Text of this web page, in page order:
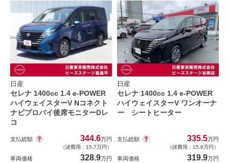
日産
セレナ 1400cc 1.4 e-POWER
ハイウェイスターV Nコネクト
ナビプロパイ後席モニターDレ
コ
支払総額 344.6万円
（諸費用：15.7万円）
車両価格 328.9万円
日産
セレナ 1400cc 1.4 e-POWER
ハイウェイスターV ワンオーナ
ー シートヒーター
支払総額 335.5万円
（諸費用：15.6万円）
車両価格 319.9万円